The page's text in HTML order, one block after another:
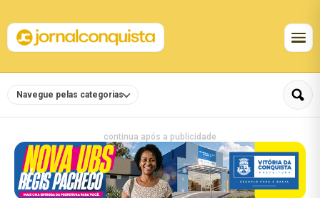
Navegue pelas categorias
continua após a publicidade